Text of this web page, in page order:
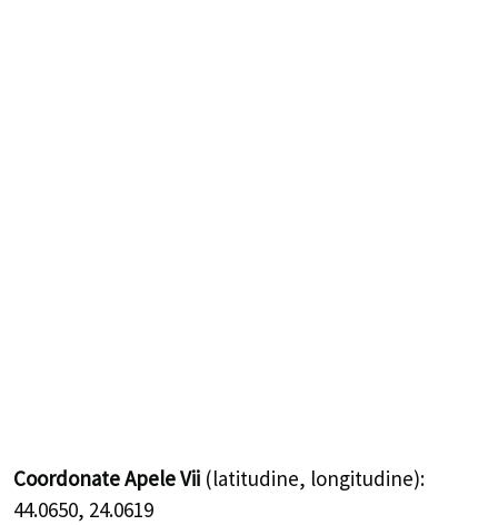
Coordonate Apele Vii (latitudine, longitudine):
44.0650, 24.0619